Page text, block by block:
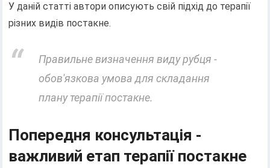
У даній статті автори описують свій підхід до терапії
різних видів постакне.
Правильне визначення виду рубця -
обов'язкова умова для складання
плану терапії постакне.
Попередня консультація -
важливий етап терапії постакне